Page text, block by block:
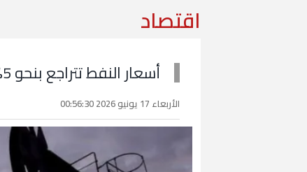
اقتصاد
أسعار النفط تتراجع بنحو 5%
الأربعاء 17 يونيو 2026 00:56:30